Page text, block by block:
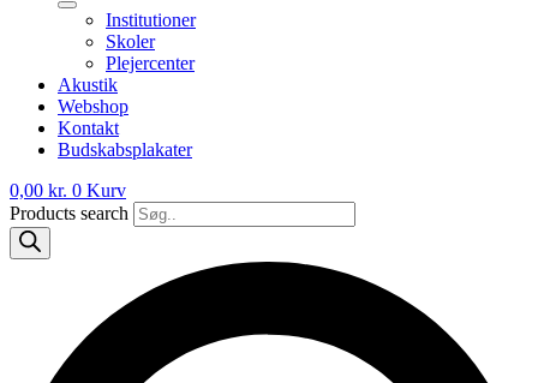
Institutioner
Skoler
Plejercenter
Akustik
Webshop
Kontakt
Budskabsplakater
0,00 kr. 0 Kurv
Products search